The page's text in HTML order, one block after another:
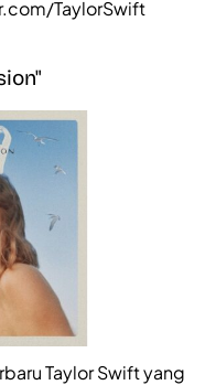
TaylorSwift
Taylor Swift yang